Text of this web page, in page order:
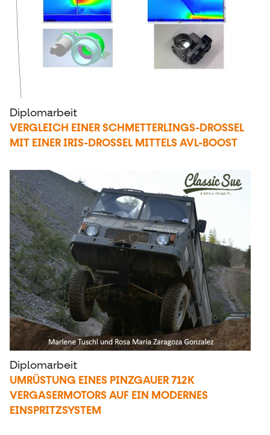
Diplomarbeit
VERGLEICH EINER SCHMETTERLINGS-DROSSEL
MIT EINER IRIS-DROSSEL MITTELS AVL-BOOST
Diplomarbeit
UMRÜSTUNG EINES PINZGAUER 712K
VERGASERMOTORS AUF EIN MODERNES
EINSPRITZSYSTEM